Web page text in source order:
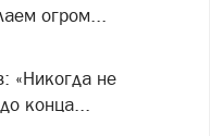
огром...
«Никогда не
конца...